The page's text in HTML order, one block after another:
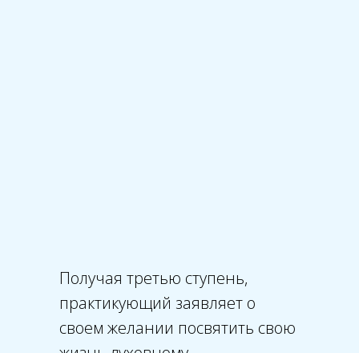
Получая третью ступень,
практикующий заявляет о
своем желании посвятить свою